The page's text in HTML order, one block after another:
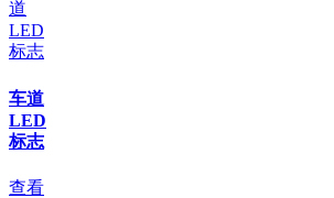
车道
LED
标志
查看